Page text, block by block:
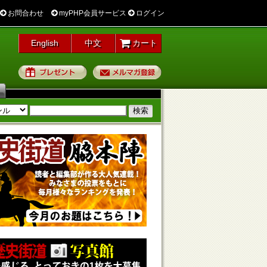
お問合わせ myPHP会員サービス ログイン
English 中文 カート
プレゼント